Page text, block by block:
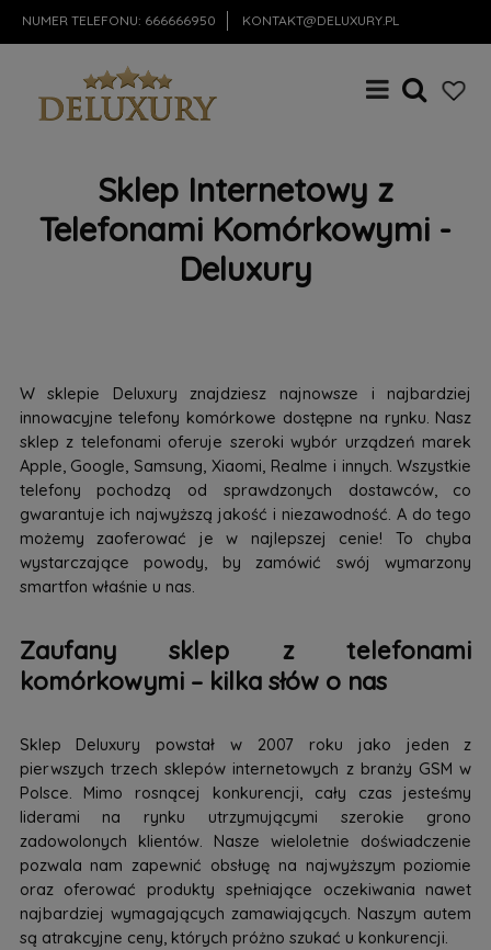
NUMER TELEFONU: 666666950 KONTAKT@DELUXURY.PL
Sklep Internetowy z
Telefonami Komórkowymi -
Deluxury
W sklepie Deluxury znajdziesz najnowsze i najbardziej
innowacyjne telefony komórkowe dostępne na rynku. Nasz
sklep z telefonami oferuje szeroki wybór urządzeń marek
Apple, Google, Samsung, Xiaomi, Realme i innych. Wszystkie
telefony pochodzą od sprawdzonych dostawców, co
gwarantuje ich najwyższą jakość i niezawodność. A do tego
możemy zaoferować je w najlepszej cenie! To chyba
wystarczające powody, by zamówić swój wymarzony
smartfon właśnie u nas.
Zaufany sklep z telefonami
komórkowymi – kilka słów o nas
Sklep Deluxury powstał w 2007 roku jako jeden z
pierwszych trzech sklepów internetowych z branży GSM w
Polsce. Mimo rosnącej konkurencji, cały czas jesteśmy
liderami na rynku utrzymującymi szerokie grono
zadowolonych klientów. Nasze wieloletnie doświadczenie
pozwala nam zapewnić obsługę na najwyższym poziomie
oraz oferować produkty spełniające oczekiwania nawet
najbardziej wymagających zamawiających. Naszym autem
są atrakcyjne ceny, których próżno szukać u konkurencji.